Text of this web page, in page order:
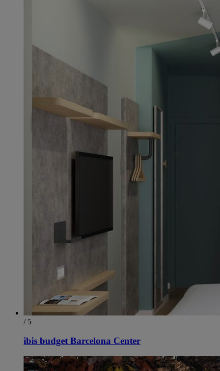
/ 5
ibis budget Barcelona Center